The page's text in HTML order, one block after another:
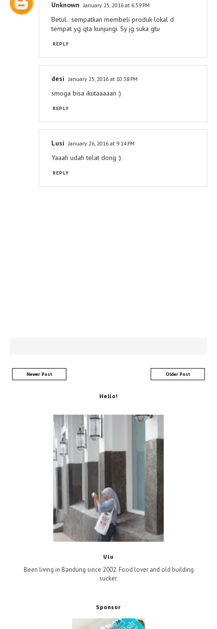
Unknown January 25, 2016 at 6:59 PM
Betul.. sempatkan membeli produk lokal d
tempat yg qta kunjungi. Sy jg suka gtu
REPLY
desi January 25, 2016 at 10:38 PM
smoga bisa ikutaaaaan :)
REPLY
Lusi January 26, 2016 at 9:14 PM
Yaaah udah telat dong :)
REPLY
Newer Post Older Post
Hello!
Ulu
Been living in Bandung since 2002. Food lover and old building
sucker.
Sponsor